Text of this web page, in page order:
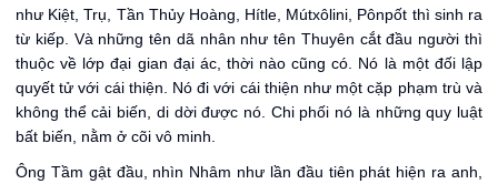
như Kiệt, Trụ, Tần Thủy Hoàng, Hítle, Mútxôlini, Pônpốt thì sinh ra
từ kiếp. Và những tên dã nhân như tên Thuyên cắt đầu người thì
thuộc về lớp đại gian đại ác, thời nào cũng có. Nó là một đối lập
quyết tử với cái thiện. Nó đi với cái thiện như một cặp phạm trù và
không thể cải biến, di dời được nó. Chi phối nó là những quy luật
bất biến, nằm ở cõi vô minh.
Ông Tầm gật đầu, nhìn Nhâm như lần đầu tiên phát hiện ra anh,